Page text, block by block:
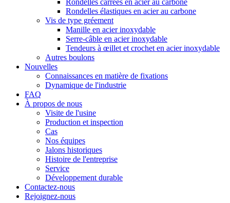
Rondelles carrées en acier au carbone
Rondelles élastiques en acier au carbone
Vis de type gréement
Manille en acier inoxydable
Serre-câble en acier inoxydable
Tendeurs à œillet et crochet en acier inoxydable
Autres boulons
Nouvelles
Connaissances en matière de fixations
Dynamique de l'industrie
FAQ
À propos de nous
Visite de l'usine
Production et inspection
Cas
Nos équipes
Jalons historiques
Histoire de l'entreprise
Service
Développement durable
Contactez-nous
Rejoignez-nous